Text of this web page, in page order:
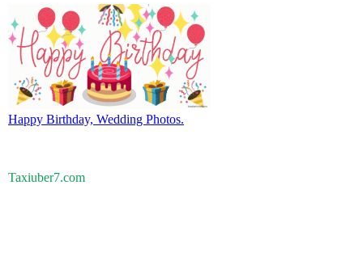
Happy Birthday, Wedding Photos.
Taxiuber7.com